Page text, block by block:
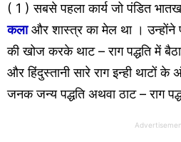
( 1 ) सबसे पहला कार्य जो पंडित
कलाऔर शास्त्र का मेल था । उन्होंने
की खोज करके थाट – राग पद्धति में
और हिंदुस्तानी सारे राग इन्ही थाटों
जनक जन्य पद्धति अथवा ठाट – राग